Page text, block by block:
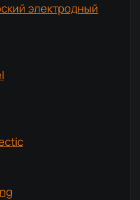
электродный